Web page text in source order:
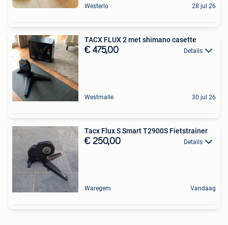
Westerlo 28 jul 26
TACX FLUX 2 met shimano casette
€ 475,00 Details
Westmalle 30 jul 26
Tacx Flux S Smart T2900S Fietstrainer
€ 250,00 Details
Waregem Vandaag